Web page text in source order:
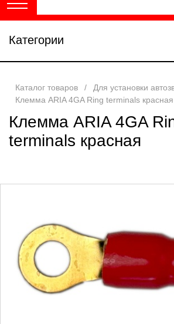
Категории
Каталог товаров / Для установки
Клемма ARIA 4GA Ring terminals красная
Клемма ARIA 4GA
terminals красная